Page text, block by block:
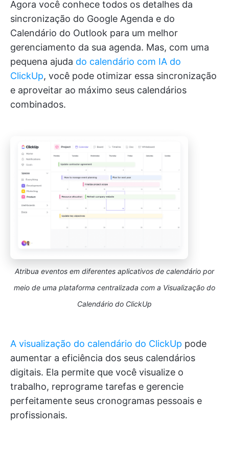
Agora você conhece todos os detalhes da
sincronização do Google Agenda e do
Calendário do Outlook para um melhor
gerenciamento da sua agenda. Mas, com uma
pequena ajuda do calendário com IA do
ClickUp, você pode otimizar essa sincronização
e aproveitar ao máximo seus calendários
combinados.
Atribua eventos em diferentes aplicativos de calendário por
meio de uma plataforma centralizada com a Visualização do
Calendário do ClickUp
A visualização do calendário do ClickUp pode
aumentar a eficiência dos seus calendários
digitais. Ela permite que você visualize o
trabalho, reprograme tarefas e gerencie
perfeitamente seus cronogramas pessoais e
profissionais.